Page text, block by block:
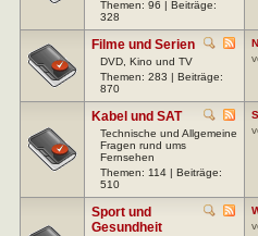
Themen: 96 | Beiträge:
328
Filme und Serien
DVD, Kino und TV
Themen: 283 | Beiträge:
870
Kabel und SAT
Technische und Allgemeine
Fragen rund ums
Fernsehen
Themen: 114 | Beiträge:
510
Sport und
Gesundheit